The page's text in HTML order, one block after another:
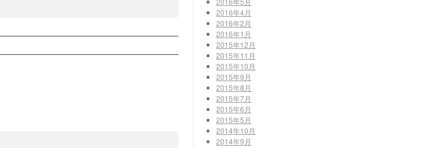
2016年4月
2016年2月
2016年1月
2015年12月
2015年11月
2015年10月
2015年9月
2015年8月
2015年7月
2015年6月
2015年5月
2014年10月
2014年9月